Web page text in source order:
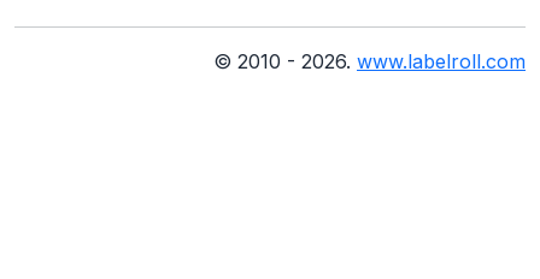
© 2010 - 2026. www.labelroll.com